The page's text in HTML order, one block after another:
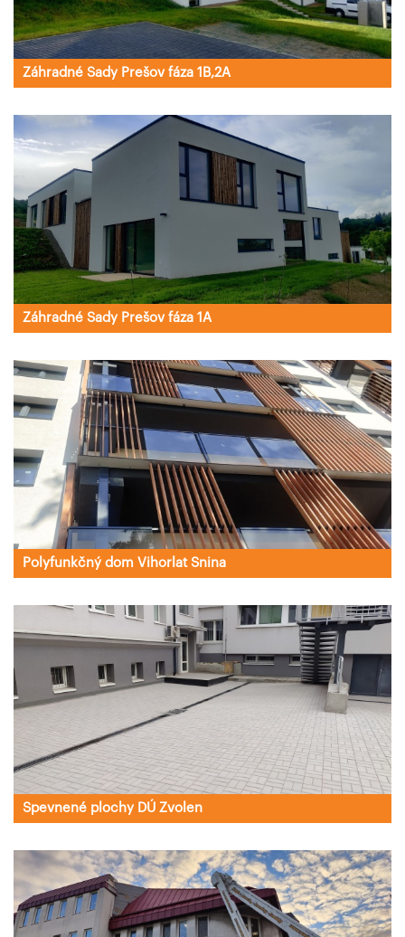
Záhradné Sady Prešov fáza 1B,2A
Záhradné Sady Prešov fáza 1A
Polyfunkčný dom Vihorlat Snina
Spevnené plochy DÚ Zvolen